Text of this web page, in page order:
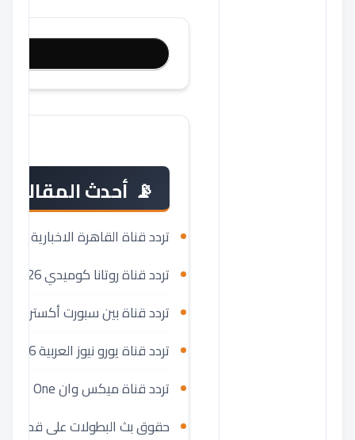
أحدث المقالات
تردد قناة القاهرة الاخبارية 2026 AlQaheraNewsTv
تردد قناة روتانا كوميدي 2026 Rotana Comedy على نايل سات و عرب سات
تردد قناة بين سبورت أكسترا 2 BeIN Sport Extra على النايل سات 2026
تردد قناة يورو نيوز العربية 2026 Euronews الجديد نايل سات وعرب سات
تردد قناة ميكس وان Mix One الجديدة على النايل سات 2026
حقوق بث البطولات على قمر Thor (0.8°W)